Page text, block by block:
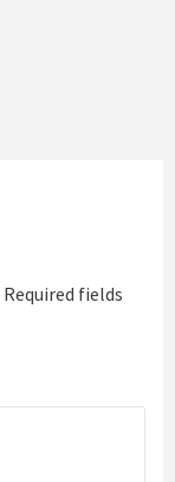
Required fields